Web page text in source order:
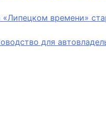
времени»
для